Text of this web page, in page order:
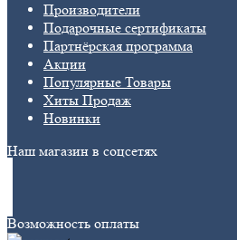
Производители
Подарочные сертификаты
Партнёрская программа
Акции
Популярные Товары
Хиты Продаж
Новинки
Наш магазин в соцсетях
Возможность оплаты